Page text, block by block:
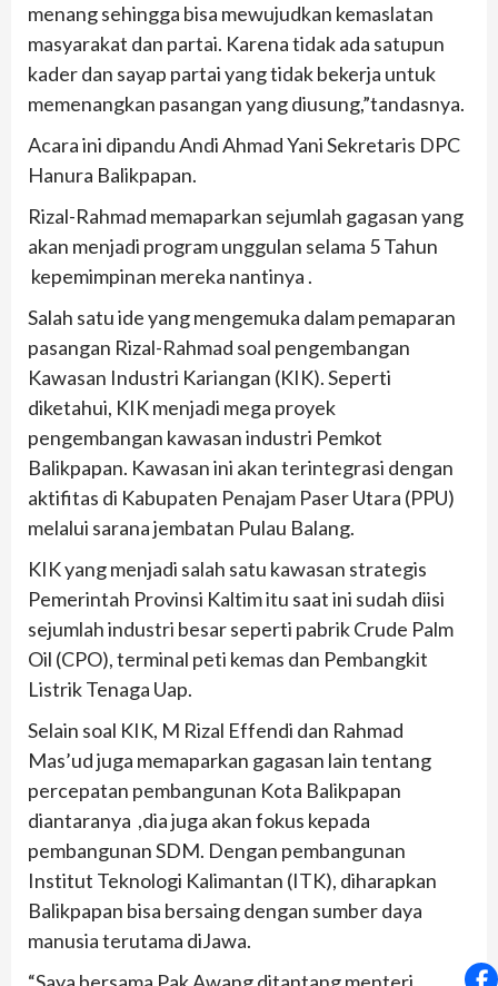
menang sehingga bisa mewujudkan kemaslatan
masyarakat dan partai. Karena tidak ada satupun
kader dan sayap partai yang tidak bekerja untuk
memenangkan pasangan yang diusung,”tandasnya.
Acara ini dipandu Andi Ahmad Yani Sekretaris DPC
Hanura Balikpapan.
Rizal-Rahmad memaparkan sejumlah gagasan yang
akan menjadi program unggulan selama 5 Tahun
kepemimpinan mereka nantinya .
Salah satu ide yang mengemuka dalam pemaparan
pasangan Rizal-Rahmad soal pengembangan
Kawasan Industri Kariangan (KIK). Seperti
diketahui, KIK menjadi mega proyek
pengembangan kawasan industri Pemkot
Balikpapan. Kawasan ini akan terintegrasi dengan
aktifitas di Kabupaten Penajam Paser Utara (PPU)
melalui sarana jembatan Pulau Balang.
KIK yang menjadi salah satu kawasan strategis
Pemerintah Provinsi Kaltim itu saat ini sudah diisi
sejumlah industri besar seperti pabrik Crude Palm
Oil (CPO), terminal peti kemas dan Pembangkit
Listrik Tenaga Uap.
Selain soal KIK, M Rizal Effendi dan Rahmad
Mas’ud juga memaparkan gagasan lain tentang
percepatan pembangunan Kota Balikpapan
diantaranya ,dia juga akan fokus kepada
pembangunan SDM. Dengan pembangunan
Institut Teknologi Kalimantan (ITK), diharapkan
Balikpapan bisa bersaing dengan sumber daya
manusia terutama diJawa.